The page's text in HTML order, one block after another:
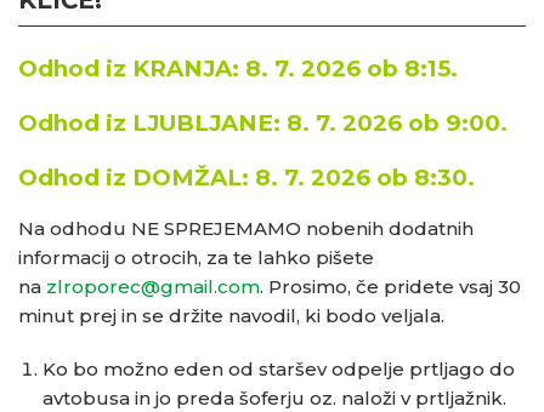
Odhod iz KRANJA: 8. 7. 2026 ob 8:15.
Odhod iz LJUBLJANE: 8. 7. 2026 ob 9:00.
Odhod iz DOMŽAL: 8. 7. 2026 ob 8:30.
Na odhodu NE SPREJEMAMO nobenih dodatnih
informacij o otrocih, za te lahko pišete
na zlroporec@gmail.com. Prosimo, če pridete vsaj 30
minut prej in se držite navodil, ki bodo veljala.
Ko bo možno eden od staršev odpelje prtljago do
avtobusa in jo preda šoferju oz. naloži v prtljažnik.